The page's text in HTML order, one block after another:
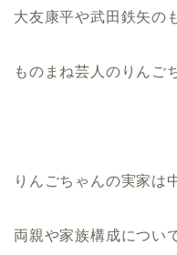
大友康平や武田鉄矢の
ものまね芸人のりんご
りんごちゃんの実家は
両親や家族構成につい